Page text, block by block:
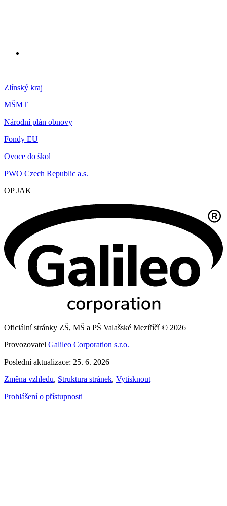
Zlínský kraj
MŠMT
Národní plán obnovy
Fondy EU
Ovoce do škol
PWO Czech Republic a.s.
OP JAK
Oficiální stránky ZŠ, MŠ a PŠ Valašské Meziříčí © 2026
Provozovatel Galileo Corporation s.r.o.
Poslední aktualizace: 25. 6. 2026
Změna vzhledu, Struktura stránek, Vytisknout
Prohlášení o přístupnosti